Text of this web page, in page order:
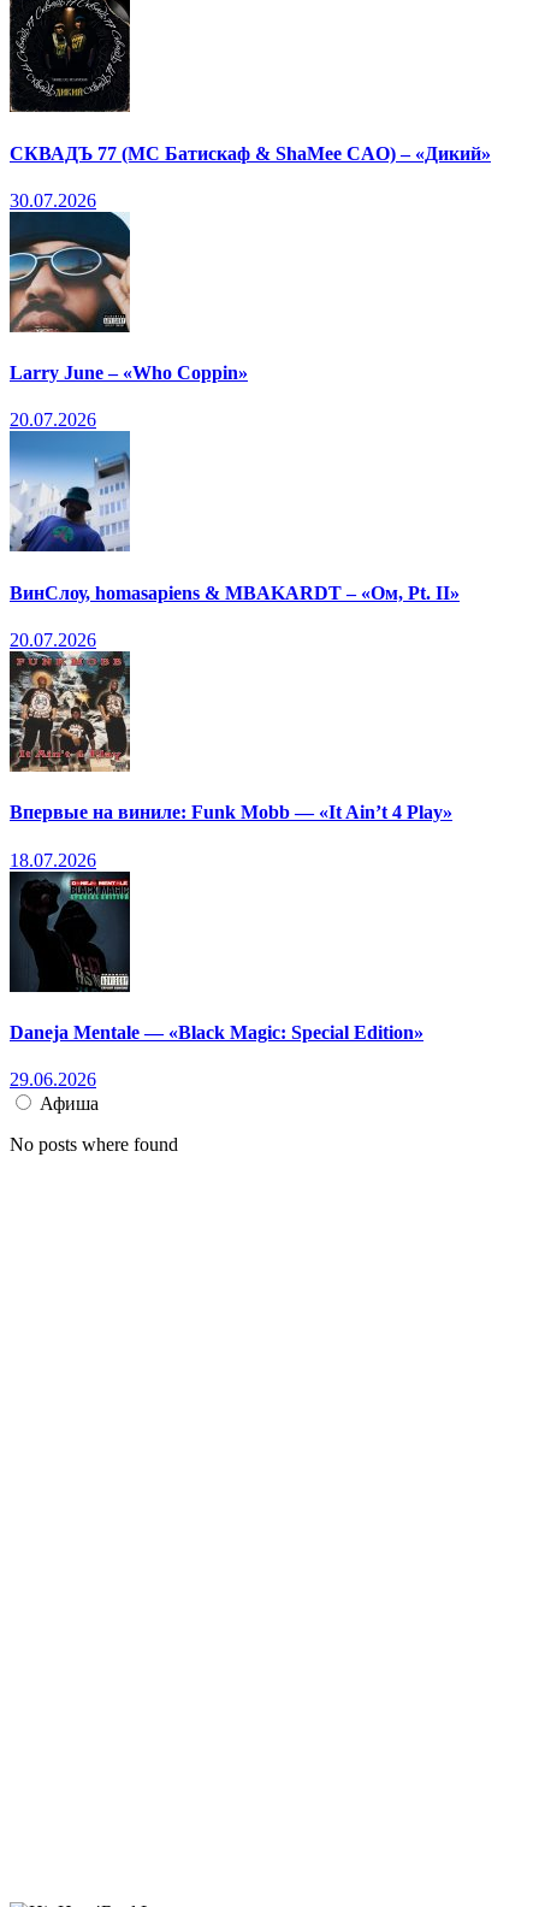
СКВАДЪ 77 (МС Батискаф & ShaMee CAO) – «Дикий»
30.07.2026
Larry June – «Who Coppin»
20.07.2026
ВинСлоу, homasapiens & MBAKARDT – «Ом, Pt. II»
20.07.2026
Впервые на виниле: Funk Mobb — «It Ain’t 4 Play»
18.07.2026
Daneja Mentale — «Black Magic: Special Edition»
29.06.2026
Афиша
No posts where found